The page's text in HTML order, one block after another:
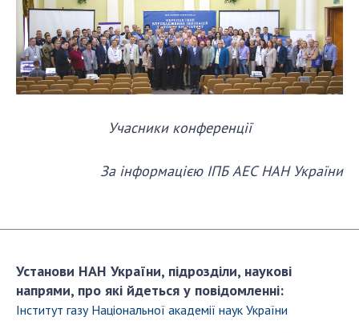
Учасники конференції
За інформацією ІПБ АЕС НАН України
Установи НАН України, підрозділи, наукові
напрями, про які йдеться у повідомленні:
Інститут газу Національної академії наук України